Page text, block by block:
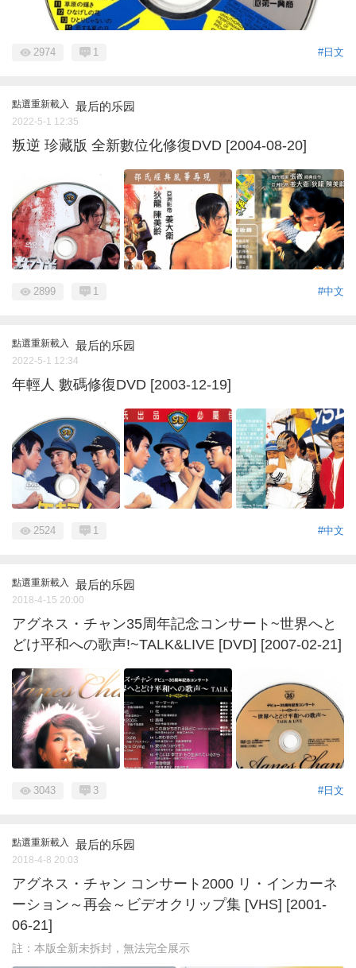
#日文
2974 1
點選重新載入 最后的乐园
2022-5-1 12:35
叛逆 珍藏版 全新數位化修復DVD [2004-08-20]
#中文
2899 1
點選重新載入 最后的乐园
2022-5-1 12:34
年輕人 數碼修復DVD [2003-12-19]
#中文
2524 1
點選重新載入 最后的乐园
2018-4-15 20:00
アグネス・チャン35周年記念コンサート~世界へと
どけ平和への歌声!~TALK&LIVE [DVD] [2007-02-21]
#日文
3043 3
點選重新載入 最后的乐园
2018-4-8 20:03
アグネス・チャン コンサート2000 リ・インカーネ
ーション～再会～ビデオクリップ集 [VHS] [2001-
06-21]
註：本版全新未拆封，無法完全展示